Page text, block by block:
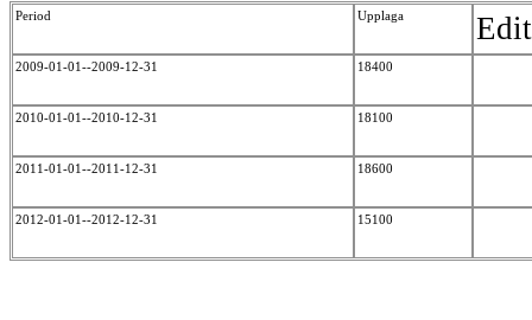
Period Upplaga
2009-01-01--2009-12-31 18400
2010-01-01--2010-12-31 18100
2011-01-01--2011-12-31 18600
2012-01-01--2012-12-31 15100